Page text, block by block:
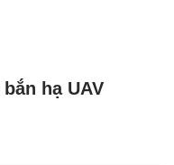
hạ UAV